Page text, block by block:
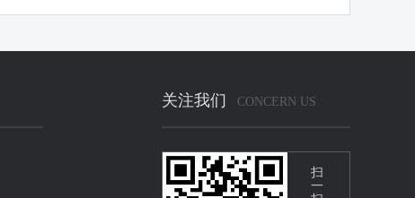
关注我们 CONCERN US
扫
一